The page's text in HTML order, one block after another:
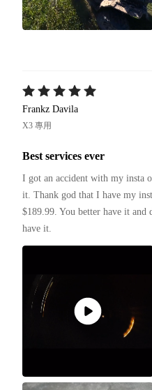
Frankz Davila
X3 專用
Best services ever
I got an accident with my insta
it. Thank god that I have my
$189.99. You better have it and
have it.